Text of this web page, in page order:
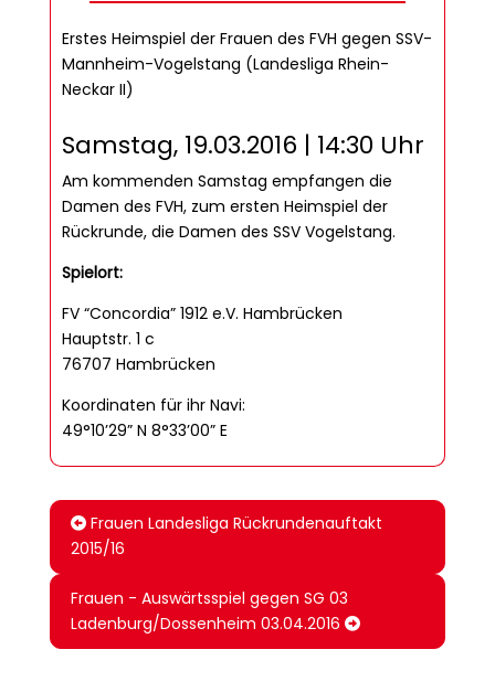
Erstes Heimspiel der Frauen des FVH gegen SSV-
Mannheim-Vogelstang (Landesliga Rhein-
Neckar II)
Samstag, 19.03.2016 | 14:30 Uhr
Am kommenden Samstag empfangen die
Damen des FVH, zum ersten Heimspiel der
Rückrunde, die Damen des SSV Vogelstang.
Spielort:
FV “Concordia” 1912 e.V. Hambrücken
Hauptstr. 1 c
76707 Hambrücken
Koordinaten für ihr Navi:
49°10’29” N 8°33’00” E
Frauen Landesliga Rückrundenauftakt
2015/16
Frauen - Auswärtsspiel gegen SG 03
Ladenburg/Dossenheim 03.04.2016